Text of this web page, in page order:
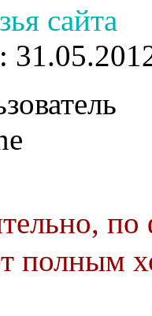
сайта
полным